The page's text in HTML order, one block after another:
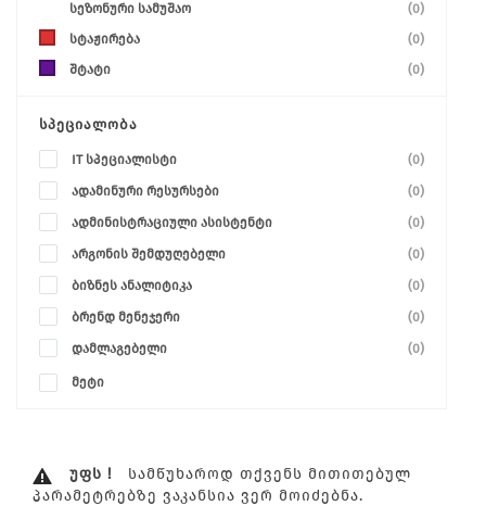
სეზონური სამუშაო
(0)
სტაჟირება
(0)
შტატი
(0)
ᲡᲞᲔᲪᲘᲐᲚᲝᲑᲐ
IT სპეციალისტი (0)
ადამინური რესურსები (0)
ადმინისტრაციული ასისტენტი (0)
არგონის შემდუღებელი (0)
ბიზნეს ანალიტიკა (0)
ბრენდ მენეჯერი (0)
დამლაგებელი (0)
მეტი
ᲣᲤᲡ !
ᲡᲐᲛᲬᲣᲮᲐᲠᲝᲓ ᲗᲥᲕᲔᲜᲡ ᲛᲘᲗᲘᲗᲔᲑᲣᲚ
ᲞᲐᲠᲐᲛᲔᲢᲠᲔᲑᲖᲔ ᲕᲐᲙᲐᲜᲡᲘᲐ ᲕᲔᲠ ᲛᲝᲘᲫᲔᲑᲜᲐ.